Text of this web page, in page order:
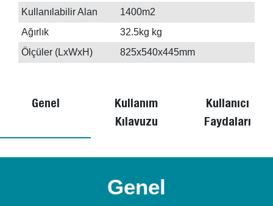
Kullanılabilir Alan
1400m2
Ağırlık
32.5kg kg
Ölçüler (LxWxH)
825x540x445mm
Genel
Kullanım
Kılavuzu
Kullanıcı
Faydaları
Genel